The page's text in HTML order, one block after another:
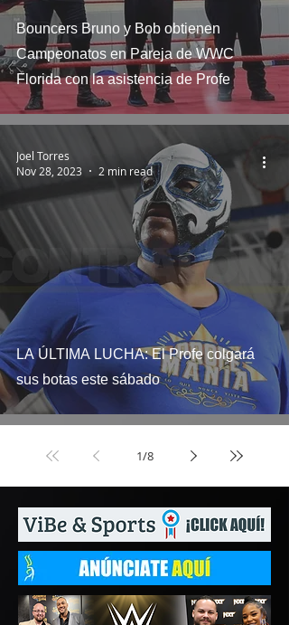
Bouncers Bruno y Bob obtienen
Campeonatos en Pareja de WWC
Florida con la asistencia de Profe
LA ÚLTIMA LUCHA: El Profe colgará
sus botas este sábado
Joel Torres
Nov 28, 2023
2 min read
1/8